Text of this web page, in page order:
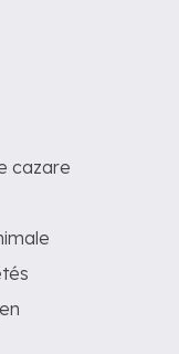
cazare